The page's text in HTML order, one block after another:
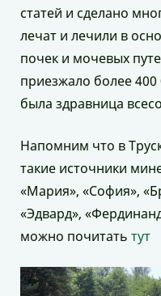
статей и сделано
лечат и лечили в
почек и мочевых
приезжало более
была здравница
Напомним что в
такие источники
«Мария», «София»,
«Эдвард»,
можно почитать тут